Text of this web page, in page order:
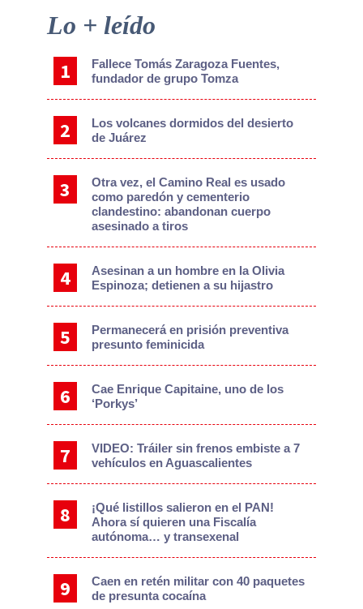
Primary
Sidebar
Lo + leído
Fallece Tomás Zaragoza Fuentes,
fundador de grupo Tomza
Los volcanes dormidos del desierto
de Juárez
Otra vez, el Camino Real es usado
como paredón y cementerio
clandestino: abandonan cuerpo
asesinado a tiros
Asesinan a un hombre en la Olivia
Espinoza; detienen a su hijastro
Permanecerá en prisión preventiva
presunto feminicida
Cae Enrique Capitaine, uno de los
‘Porkys’
VIDEO: Tráiler sin frenos embiste a 7
vehículos en Aguascalientes
¡Qué listillos salieron en el PAN!
Ahora sí quieren una Fiscalía
autónoma… y transexenal
Caen en retén militar con 40 paquetes
de presunta cocaína